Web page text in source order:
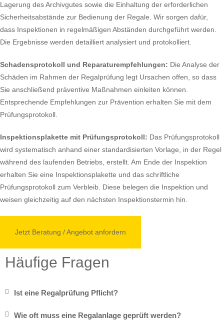
Lagerung des Archivgutes sowie die Einhaltung der erforderlichen
Sicherheitsabstände zur Bedienung der Regale. Wir sorgen dafür,
dass Inspektionen in regelmäßigen Abständen durchgeführt werden.
Die Ergebnisse werden detailliert analysiert und protokolliert.
Schadensprotokoll und Reparaturempfehlungen: Die Analyse der
Schäden im Rahmen der Regalprüfung legt Ursachen offen, so dass
Sie anschließend präventive Maßnahmen einleiten können.
Entsprechende Empfehlungen zur Prävention erhalten Sie mit dem
Prüfungsprotokoll.
Inspektionsplakette mit Prüfungsprotokoll: Das Prüfungsprotokoll
wird systematisch anhand einer standardisierten Vorlage, in der Regel
während des laufenden Betriebs, erstellt. Am Ende der Inspektion
erhalten Sie eine Inspektionsplakette und das schriftliche
Prüfungsprotokoll zum Verbleib. Diese belegen die Inspektion und
weisen gleichzeitig auf den nächsten Inspektionstermin hin.
Jetzt Beratung / Angebot anfordern
Häufige Fragen
Ist eine Regalprüfung Pflicht?
Wie oft muss eine Regalanlage geprüft werden?